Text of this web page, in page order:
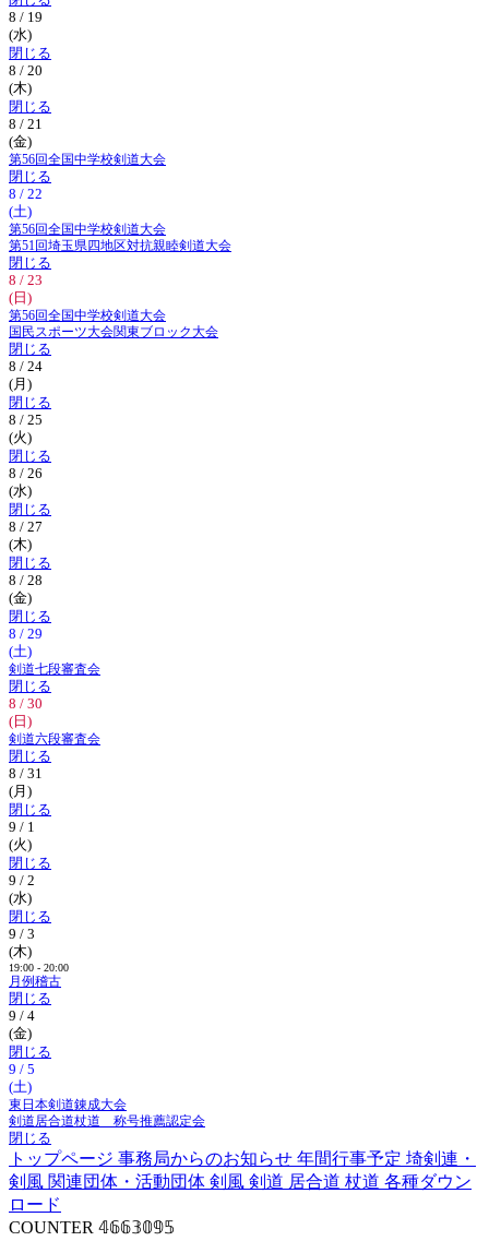
8 / 19
(水)
閉じる
8 / 20
(木)
閉じる
8 / 21
(金)
第56回全国中学校剣道大会
閉じる
8 / 22
(土)
第56回全国中学校剣道大会
第51回埼玉県四地区対抗親睦剣道大会
閉じる
8 / 23
(日)
第56回全国中学校剣道大会
国民スポーツ大会関東ブロック大会
閉じる
8 / 24
(月)
閉じる
8 / 25
(火)
閉じる
8 / 26
(水)
閉じる
8 / 27
(木)
閉じる
8 / 28
(金)
閉じる
8 / 29
(土)
剣道七段審査会
閉じる
8 / 30
(日)
剣道六段審査会
閉じる
8 / 31
(月)
閉じる
9 / 1
(火)
閉じる
9 / 2
(水)
閉じる
9 / 3
(木)
19:00 - 20:00
月例稽古
閉じる
9 / 4
(金)
閉じる
9 / 5
(土)
東日本剣道錬成大会
剣道居合道杖道 称号推薦認定会
閉じる
トップページ 事務局からのお知らせ 年間行事予定 埼剣連・
剣風 関連団体・活動団体 剣風 剣道 居合道 杖道 各種ダウン
ロード
COUNTER 𝟜𝟞𝟞𝟛𝟘𝟡𝟝